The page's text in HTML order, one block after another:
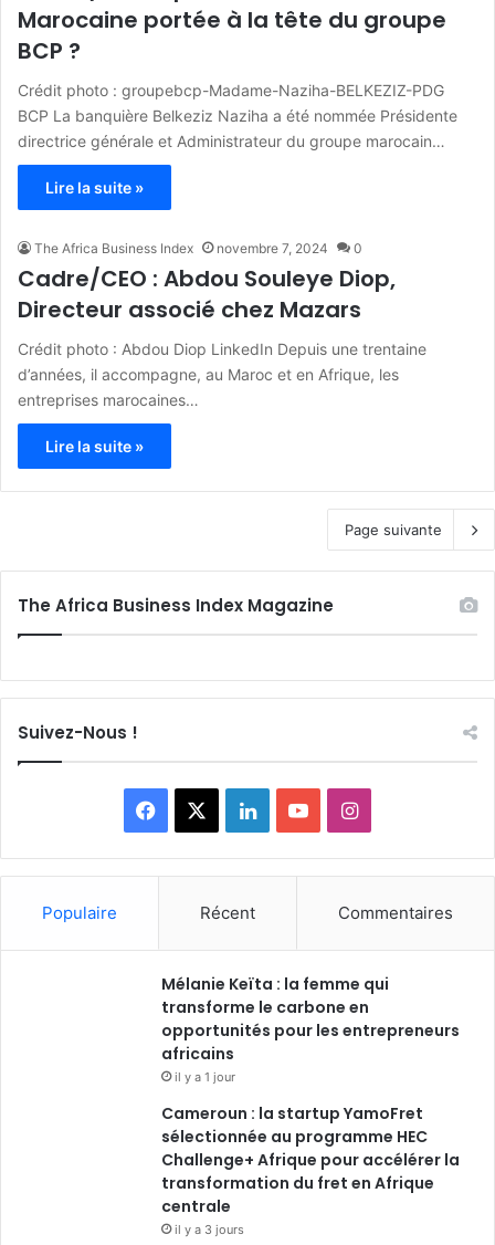
Marocaine portée à la tête du groupe
BCP ?
Crédit photo : groupebcp-Madame-Naziha-BELKEZIZ-PDG
BCP La banquière Belkeziz Naziha a été nommée Présidente
directrice générale et Administrateur du groupe marocain…
Lire la suite »
The Africa Business Index novembre 7, 2024 0
Cadre/CEO : Abdou Souleye Diop,
Directeur associé chez Mazars
Crédit photo : Abdou Diop LinkedIn Depuis une trentaine
d’années, il accompagne, au Maroc et en Afrique, les
entreprises marocaines…
Lire la suite »
Page suivante
The Africa Business Index Magazine
Suivez-Nous !
a
b
o
o
k
L
i
e
d
n
o
u
b
I
n
a
g
a
m
Populaire Récent Commentaires
Mélanie Keïta : la femme qui
transforme le carbone en
opportunités pour les entrepreneurs
africains
il y a 1 jour
Cameroun : la startup YamoFret
sélectionnée au programme HEC
Challenge+ Afrique pour accélérer la
transformation du fret en Afrique
centrale
il y a 3 jours